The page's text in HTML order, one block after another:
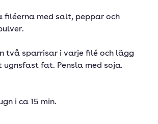
filéerna med salt, peppar och
två sparrisar i varje filé och lägg
ugnsfast fat. Pensla med soja.
i ca 15 min.